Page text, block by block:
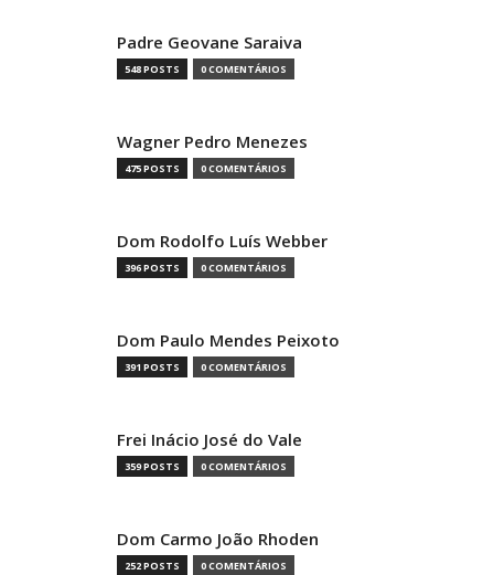
Padre Geovane Saraiva
548 POSTS 0 COMENTÁRIOS
Wagner Pedro Menezes
475 POSTS 0 COMENTÁRIOS
Dom Rodolfo Luís Webber
396 POSTS 0 COMENTÁRIOS
Dom Paulo Mendes Peixoto
391 POSTS 0 COMENTÁRIOS
Frei Inácio José do Vale
359 POSTS 0 COMENTÁRIOS
Dom Carmo João Rhoden
252 POSTS 0 COMENTÁRIOS